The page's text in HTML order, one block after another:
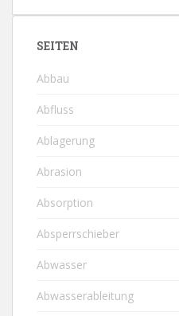
SEITEN
Abbau
Abfluss
Ablagerung
Abrasion
Absorption
Absperrschieber
Abwasser
Abwasserableitung